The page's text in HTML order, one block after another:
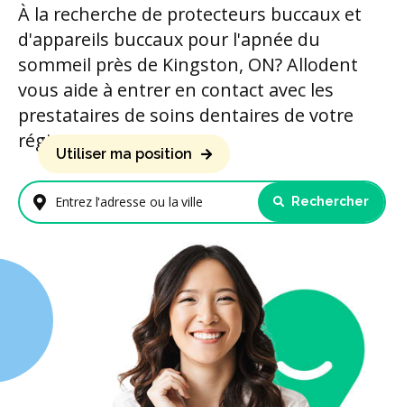
À la recherche de protecteurs buccaux et
d'appareils buccaux pour l'apnée du
sommeil près de Kingston, ON? Allodent
vous aide à entrer en contact avec les
prestataires de soins dentaires de votre
région.
Entrez l'adresse ou la ville
Utiliser ma position
Rechercher